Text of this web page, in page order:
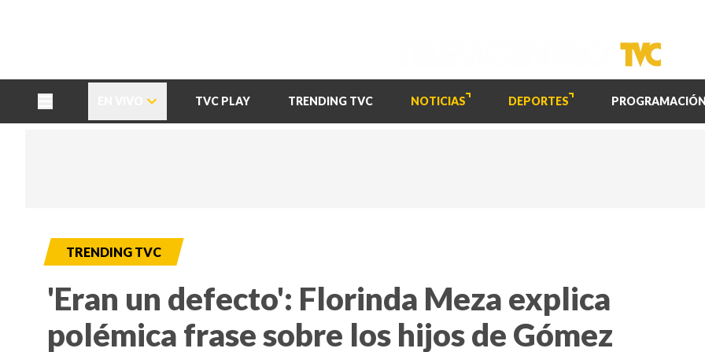
TVC PLAY TRENDING TVC NOTICIAS DEPORTES PROGRAMACIÓN
TRENDING TVC
'Eran un defecto': Florinda Meza explica
polémica frase sobre los hijos de Gómez